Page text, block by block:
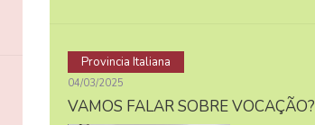
Provincia Italiana
04/03/2025
VAMOS FALAR SOBRE VOCAÇÃO?